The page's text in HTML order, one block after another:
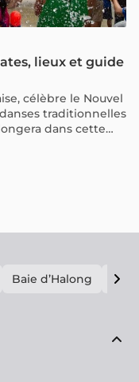
lieux et guide
célèbre le Nouvel
traditionnelles
dans cette
s'arrosent
Baie d’Halong E